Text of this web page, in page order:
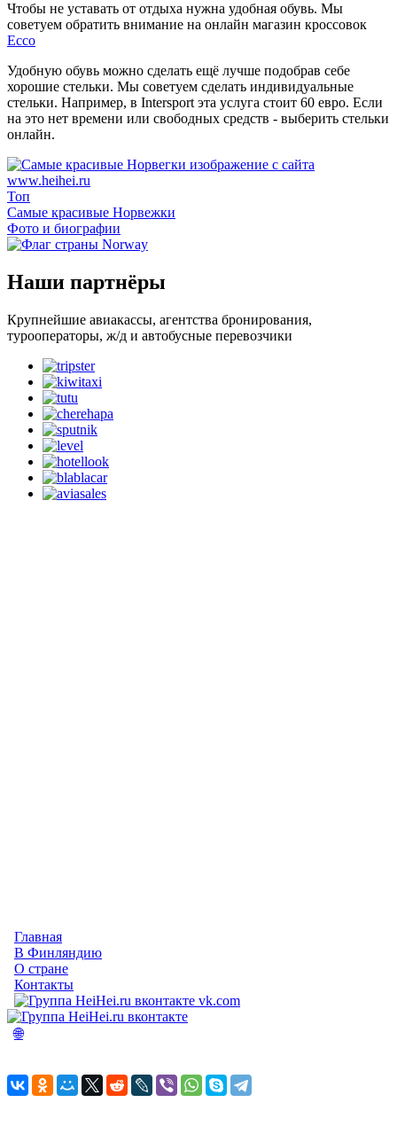
Чтобы не уставать от отдыха нужна удобная обувь. Мы
советуем обратить внимание на онлайн магазин кроссовок
Ecco
Удобную обувь можно сделать ещё лучше подобрав себе
хорошие стельки. Мы советуем сделать индивидуальные
стельки. Например, в Intersport эта услуга стоит 60 евро. Если
на это нет времени или свободных средств - выберить стельки
онлайн.
Топ
Самые красивые Норвежки
Фото и биографии
Наши партнёры
Крупнейшие авиакассы, агентства бронирования,
турооператоры, ж/д и автобусные перевозчики
Главная
В Финляндию
О стране
Контакты
vk.com
🌐